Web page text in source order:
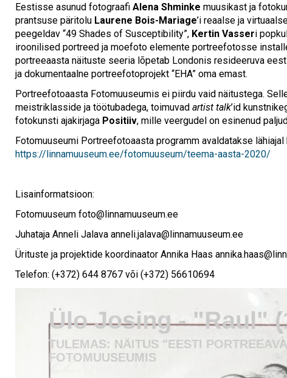
Eestisse asunud fotograafi Alena Shminke muusikast ja
prantsuse päritolu Laurene Bois-Mariage’i reaalse ja
peegeldav “49 Shades of Susceptibility”, Kertin Vasseri
iroonilised portreed ja moefoto elemente portreefotosse
portreeaasta näituste seeria lõpetab Londonis resideeruva
ja dokumentaalne portreefotoprojekt “EHA” oma emast.
Portreefotoaasta Fotomuuseumis ei piirdu vaid näitustega.
meistriklasside ja töötubadega, toimuvad artist talk’id
fotokunsti ajakirjaga Positiiv, mille veergudel on esinenud
Fotomuuseumi Portreefotoaasta programm avaldatakse lähiajal
https://linnamuuseum.ee/fotomuuseum/teema-aasta-2020/
Lisainformatsioon:
Fotomuuseum foto@linnamuuseum.ee
Juhataja Anneli Jalava anneli.jalava@linnamuuseum.ee
Ürituste ja projektide koordinaator Annika Haas
Telefon: (+372) 644 8767 või (+372) 56610694
Näitus
Fotomuuseumis
22.03.2020